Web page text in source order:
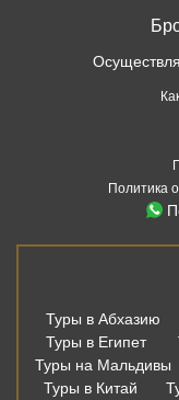
Политика
Туры в Абхазию
Туры в Египет
Туры на Мальдивы
Туры в Китай